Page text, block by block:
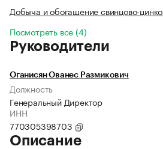
Добыча и обогащение свинцово-
Посмотреть все (4)
Руководители
Оганисян Ованес Размикович
Должность
Генеральный Директор
ИНН
770305398703
Описание